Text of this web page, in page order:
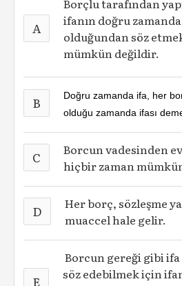
A
Borçlu tarafından
ifanın doğru zamanda
olduğundan söz
mümkün değildir.
B
Doğru zamanda ifa, her
olduğu zamanda ifası
C
Borcun vadesinden
hiçbir zaman
D
Her borç, sözleşme
muaccel hale gelir.
E
Borcun gereği gibi
söz edebilmek için